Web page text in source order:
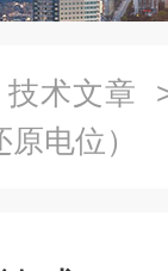
技术文章
电位）